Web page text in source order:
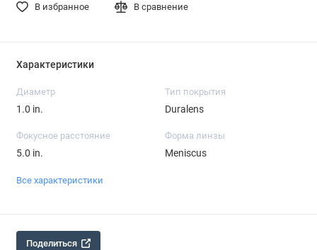
В избранное В сравнение
Характеристики
Диаметр
1.0 in.
Тип покрытия
Duralens
Фокусное расстояние
5.0 in.
Форма линзы
Meniscus
Все характеристики
Поделиться